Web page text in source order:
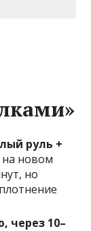
руль +
на новом
но
через 10–